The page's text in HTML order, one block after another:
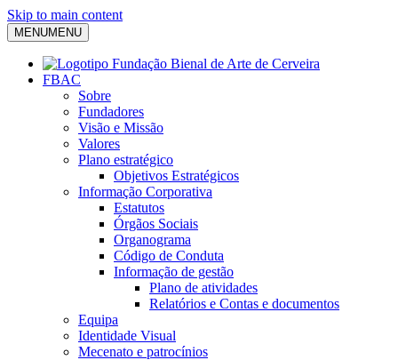
Skip to main content
MENUMENU
FBAC
Sobre
Fundadores
Visão e Missão
Valores
Plano estratégico
Objetivos Estratégicos
Informação Corporativa
Estatutos
Órgãos Sociais
Organograma
Código de Conduta
Informação de gestão
Plano de atividades
Relatórios e Contas e documentos
Equipa
Identidade Visual
Mecenato e patrocínios